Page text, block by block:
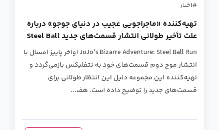
اخبار
تهیه‌کننده «ماجراجویی عجیب در دنیای جوجو» درباره
علت تأخیر طولانی انتشار قسمت‌های جدید Steel Ball
Run توضیح داد.
JoJo’s Bizarre Adventure: Steel Ball Run اواخر پاییز امسال با
انتشار موج دوم قسمت‌های خود به نتفلیکس بازمی‌گردد و
تهیه‌کننده این مجموعه دلیل این انتظار طولانی برای
قسمت‌های جدید را توضیح داده است. هف...